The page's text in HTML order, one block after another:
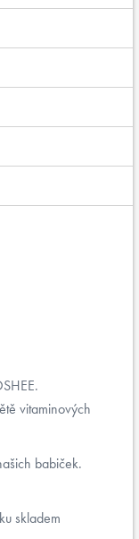
vitaminových
babiček.
skladem